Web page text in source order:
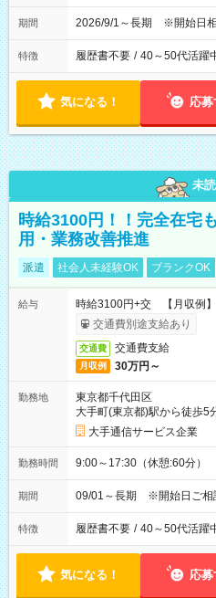
期間 2026/9/1～長期 ※開始日
特徴 履歴書不要 / 40～50代活躍
気になる！ 応募
未読
時給3100円！！完全在宅
用・業務改善推進
派遣 社会人未経験OK ブランクOK
給与
時給3100円+交 【月収例
交通費別途支給あり
交通費 交通費支給
月収例 30万円～
勤務地
東京都千代田区
大手町(東京都)駅から徒歩5
大手通信サービス企業
勤務時間 9:00～17:30（休憩:60分）
期間 09/01～長期 ※開始日ご相
特徴 履歴書不要 / 40～50代活躍
気になる！ 応募